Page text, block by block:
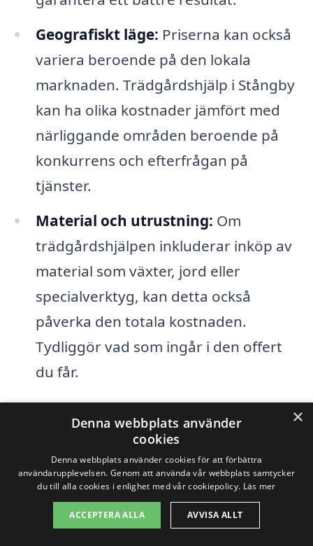
Geografiskt läge: Priserna kan också
variera beroende på den lokala
marknaden. Trädgårdshjälp i Stångby
kan ha olika kostnader jämfört med
närliggande områden beroende på
konkurrens och efterfrågan på
tjänster.
Material och utrustning: Om
trädgårdshjälpen inkluderar inköp av
material som växter, jord eller
specialverktyg, kan detta också
påverka den totala kostnaden.
Tydliggör vad som ingår i den offert
du får.
Genom att vara medveten om dessa
faktorer kan du enklare navigera bland de
olika alternativen för trädgårdshjälp i
Stångby och hitta det bästa erbjudandet
för dina behov. Genom vår plattform kan
×
Denna webbplats använder
cookies
Denna webbplats använder cookies för att förbättra
användarupplevelsen. Genom att använda vår webbplats samtycker
du till alla cookies i enlighet med vår cookiepolicy. Läs mer
ACCEPTERA ALLA AVVISA ALLT